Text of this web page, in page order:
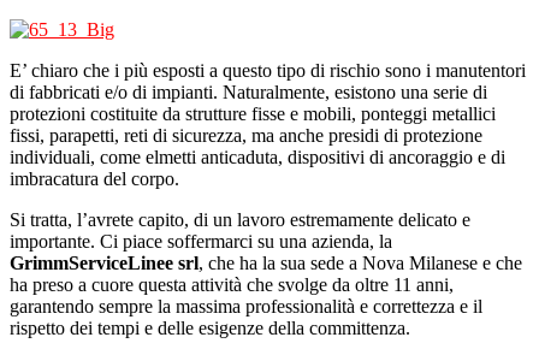
E’ chiaro che i più esposti a questo tipo di rischio sono i manutentori
di fabbricati e/o di impianti. Naturalmente, esistono una serie di
protezioni costituite da strutture fisse e mobili, ponteggi metallici
fissi, parapetti, reti di sicurezza, ma anche presidi di protezione
individuali, come elmetti anticaduta, dispositivi di ancoraggio e di
imbracatura del corpo.
Si tratta, l’avrete capito, di un lavoro estremamente delicato e
importante. Ci piace soffermarci su una azienda, la
GrimmServiceLinee srl, che ha la sua sede a Nova Milanese e che
ha preso a cuore questa attività che svolge da oltre 11 anni,
garantendo sempre la massima professionalità e correttezza e il
rispetto dei tempi e delle esigenze della committenza.